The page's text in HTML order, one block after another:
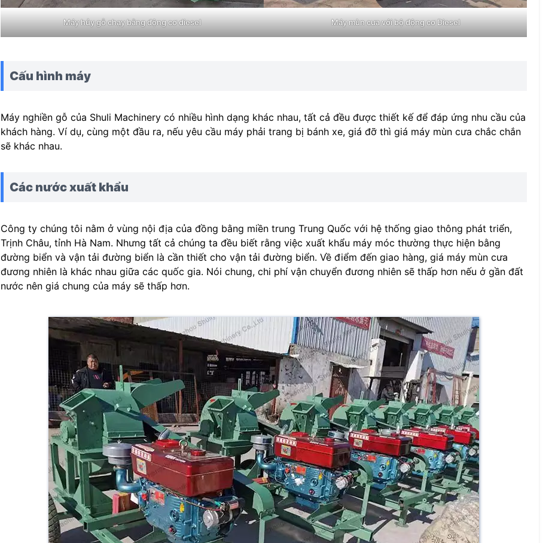
Máy hủy gỗ chạy bằng động cơ diesel Máy mùn cưa với bộ động cơ Diesel
Cấu hình máy
Máy nghiền gỗ của Shuli Machinery có nhiều hình dạng khác nhau, tất cả đều được thiết kế để đáp ứng nhu cầu của
khách hàng. Ví dụ, cùng một đầu ra, nếu yêu cầu máy phải trang bị bánh xe, giá đỡ thì giá máy mùn cưa chắc chắn
sẽ khác nhau.
Các nước xuất khẩu
Công ty chúng tôi nằm ở vùng nội địa của đồng bằng miền trung Trung Quốc với hệ thống giao thông phát triển,
Trịnh Châu, tỉnh Hà Nam. Nhưng tất cả chúng ta đều biết rằng việc xuất khẩu máy móc thường thực hiện bằng
đường biển và vận tải đường biển là cần thiết cho vận tải đường biển. Về điểm đến giao hàng, giá máy mùn cưa
đương nhiên là khác nhau giữa các quốc gia. Nói chung, chi phí vận chuyển đương nhiên sẽ thấp hơn nếu ở gần đất
nước nên giá chung của máy sẽ thấp hơn.